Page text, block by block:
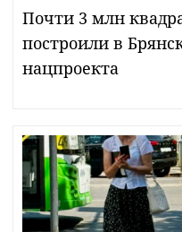
Почти 3 млн
построили в
нацпроекта